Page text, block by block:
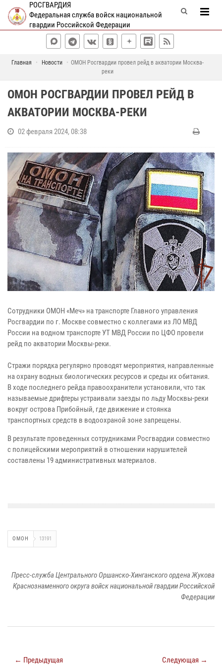
РОСГВАРДИЯ
Федеральная служба войск национальной
гвардии Российской Федерации
Главная Новости
ОМОН Росгвардии провел рейд в акватории Москва-
реки
ОМОН РОСГВАРДИИ ПРОВЕЛ РЕЙД В
АКВАТОРИИ МОСКВА-РЕКИ
02 февраля 2024, 08:38
Сотрудники ОМОН «Меч» на транспорте Главного управления
Росгвардии по г. Москве совместно с коллегами из ЛО МВД
России на водном транспорте УТ МВД России по ЦФО провели
рейд по акватории Москвы-реки.
Стражи порядка регулярно проводят мероприятия, направленные
на охрану водных биологических ресурсов и среды их обитания.
В ходе последнего рейда правоохранители установили, что так
называемые дрифтеры устраивали заезды по льду Москвы-реки
вокруг острова Прибойный, где движение и стоянка
транспортных средств в водоохраной зоне запрещены.
В результате проведенных сотрудниками Росгвардии совместно
с полицейскими мероприятий в отношении нарушителей
составлены 19 административных материалов.
ОМОН 13191
Пресс-служба Центрального Оршанско-Хинганского ордена Жукова
Краснознаменного округа войск национальной гвардии Российской
Федерации
← Предыдущая Следующая →